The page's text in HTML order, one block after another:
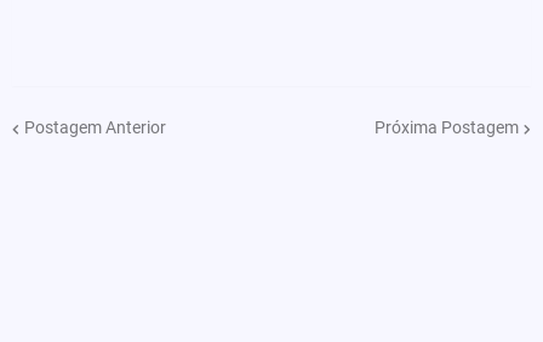
Postagem Anterior Próxima Postagem